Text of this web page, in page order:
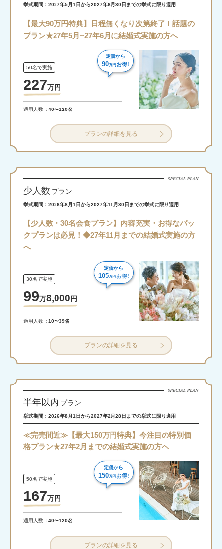
挙式期間：2027年5月1日から2027年6月30日までの挙式に限り適用
【最大90万円特典】日程無くなり次第終了！話題の
プラン★27年5月~27年6月に結婚式実施の方へ
50名で実施
227万円
定価から
90万円お得!
適用人数 40〜120名
プランの詳細を見る
少人数 プラン
挙式期間：2026年8月1日から2027年11月30日までの挙式に限り適用
【少人数・30名会食プラン】内容充実・お得なパッ
クプランは必見！◆27年11月までの結婚式実施の方
へ
30名で実施
99万8,000円
定価から
105万円お得!
適用人数 10〜39名
プランの詳細を見る
半年以内 プラン
挙式期間：2026年8月1日から2027年2月28日までの挙式に限り適用
≪完売間近≫【最大150万円特典】今注目の特別価
格プラン★27年2月までの結婚式実施の方へ
50名で実施
167万円
定価から
150万円お得!
適用人数 40〜120名
プランの詳細を見る